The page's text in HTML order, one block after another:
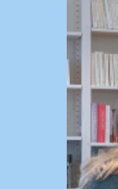
Springe
zum
Inhalt